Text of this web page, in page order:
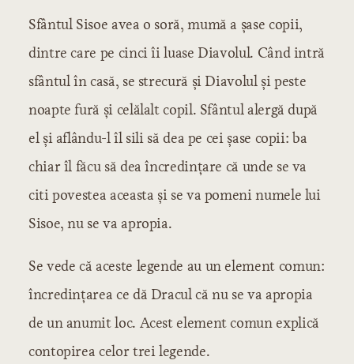
Sfântul Sisoe avea o soră, mumă a şase copii,
dintre care pe cinci îi luase Diavolul. Când intră
sfântul în casă, se strecură şi Diavolul şi peste
noapte fură şi celălalt copil. Sfântul alergă după
el şi aflându-l îl sili să dea pe cei şase copii: ba
chiar îl făcu să dea încredinţare că unde se va
citi povestea aceasta şi se va pomeni numele lui
Sisoe, nu se va apropia.
Se vede că aceste legende au un element comun:
încredinţarea ce dă Dracul că nu se va apropia
de un anumit loc. Acest element comun explică
contopirea celor trei legende.